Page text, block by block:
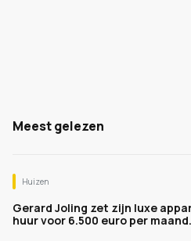
Meest gelezen
Huizen
Gerard Joling zet zijn luxe
huur voor 6.500 euro per